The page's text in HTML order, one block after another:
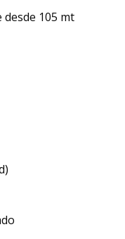
105 mt